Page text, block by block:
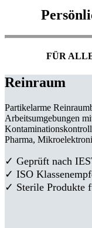
FÜR
Reinraum
Partikelarme
Arbeitsumgebungen
Pharma,
✓ Geprüft nach
✓ ISO
✓ Sterile Produkte